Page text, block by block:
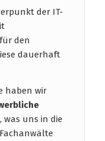
der IT-
den
dauerhaft
haben wir
was uns in die